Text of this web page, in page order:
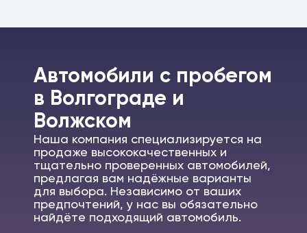
Автомобили c пробегом
в Волгограде и
Волжском
Наша компания специализируется на
продаже высококачественных и
тщательно проверенных автомобилей,
предлагая вам надёжные варианты
для выбора. Независимо от ваших
предпочтений, у нас вы обязательно
найдёте подходящий автомобиль.